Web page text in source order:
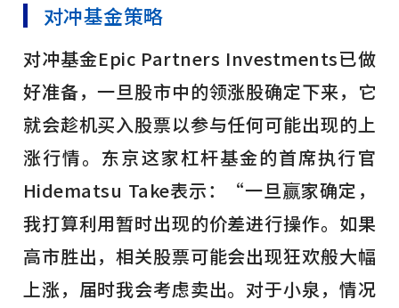
对冲基金策略
对冲基金Epic Partners Investments已做
好准备，一旦股市中的领涨股确定下来，它
就会趁机买入股票以参与任何可能出现的上
涨行情。东京这家杠杆基金的首席执行官
Hidematsu Take表示：“一旦赢家确定，
我打算利用暂时出现的价差进行操作。如果
高市胜出，相关股票可能会出现狂欢般大幅
上涨，届时我会考虑卖出。对于小泉，情况